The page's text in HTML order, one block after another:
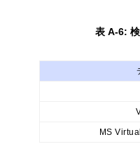
表 A-6:
MS